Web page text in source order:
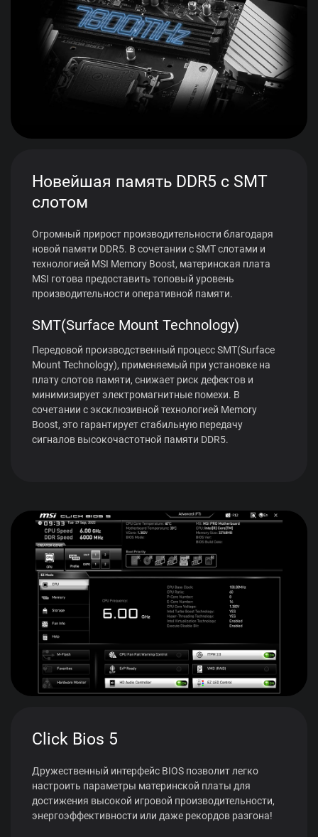
Новейшая память DDR5 с SMT
слотом
Огромный прирост производительности благодаря
новой памяти DDR5. В сочетании с SMT слотами и
технологией MSI Memory Boost, материнская плата
MSI готова предоставить топовый уровень
производительности оперативной памяти.
SMT(Surface Mount Technology)
Передовой производственный процесс SMT(Surface
Mount Technology), применяемый при установке на
плату слотов памяти, снижает риск дефектов и
минимизирует электромагнитные помехи. В
сочетании с эксклюзивной технологией Memory
Boost, это гарантирует стабильную передачу
сигналов высокочастотной памяти DDR5.
Click Bios 5
Дружественный интерфейс BIOS позволит легко
настроить параметры материнской платы для
достижения высокой игровой производительности,
энергоэффективности или даже рекордов разгона!